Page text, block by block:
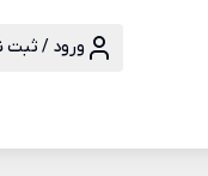
ورود / ثبت